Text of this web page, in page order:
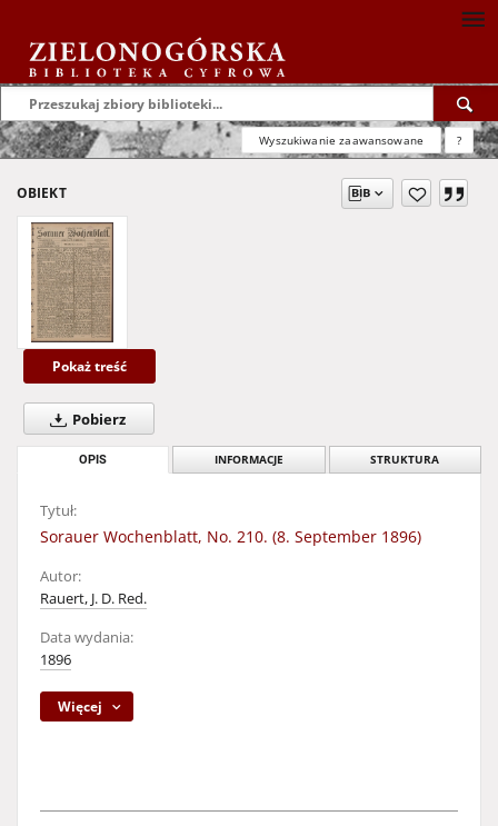
Wyszukiwanie zaawansowane ?
OBIEKT
Pokaż treść
Pobierz
OPIS INFORMACJE STRUKTURA
Tytuł:
Sorauer Wochenblatt, No. 210. (8. September 1896)
Autor:
Rauert, J. D. Red.
Data wydania:
1896
Więcej